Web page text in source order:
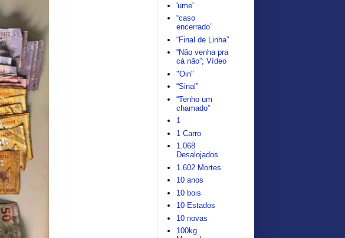
'ume'
“caso
encerrado”
“Final de Linha”
“Não venha pra
cá não”; Vídeo
"Oin"
“Sinal”
“Tenho um
chamado”
1
1 Carro
1.068
Desalojados
1.602 Mortes
10 anos
10 bois
10 Estados
10 novas
100kg